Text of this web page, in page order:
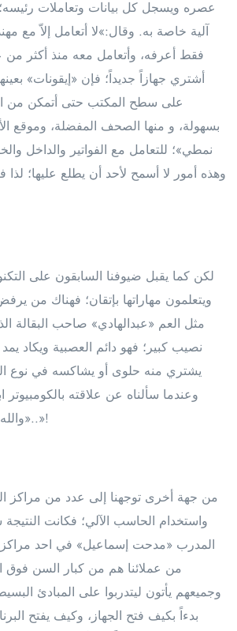
عصره ويسجل كل بيانات وتعاملات رئيسه؛
آلية خاصة به. وقال:»لا أتعامل إلاّ مع
فقط أعرفه، وأتعامل معه منذ أكثر من
أشتري جهازاً جديداً؛ فإن «إيقونات»
على سطح المكتب حتى أتمكن من
بسهولة، و منها الصحف المفضلة، وموقع
نمطي»؛ للتعامل مع الفواتير والداخل
وهذه أمور لا أسمح لأحد أن يطلع عليها؛ لذا
لكن كما يقبل ضيوفنا السابقون على
ويتعلمون مهاراتها بإتقان؛ فهناك من
مثل العم «عبدالهادي» صاحب البقالة
نصيب كبير؛ فهو دائم العصبية ويكاد
يشتري منه حلوى أو يشاكسه في نوع
وعندما سألناه عن علاقته
«والله انكم تضيعون وقتكم..»!
من جهة أخرى توجهنا إلى عدد من مراكز
واستخدام الحاسب الآلي؛ فكانت
من عملائنا هم من كبار السن فوق
وجميعهم يأتون ليتدربوا على المبادئ
بدءاً بكيف فتح الجهاز، وكيف يفتح